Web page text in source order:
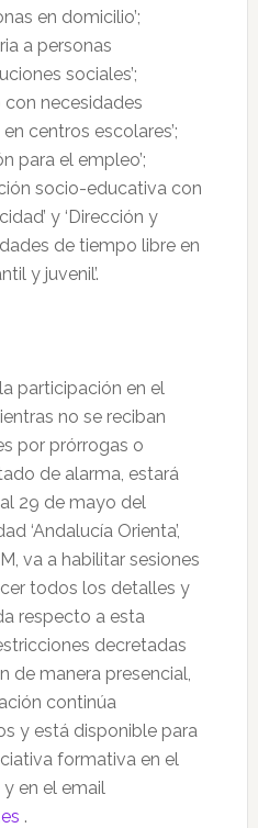
en domicilio’;
a personas
sociales’;
con necesidades
centros escolares’;
para el empleo’;
socio-educativa con
y ‘Dirección y
de tiempo libre en
y juvenil’.
participación en el
no se reciban
por prórrogas o
de alarma, estará
29 de mayo del
‘Andalucía Orienta’,
va a habilitar sesiones
todos los detalles y
respecto a esta
decretadas
de manera presencial,
continúa
y está disponible para
formativa en el
en el email
.